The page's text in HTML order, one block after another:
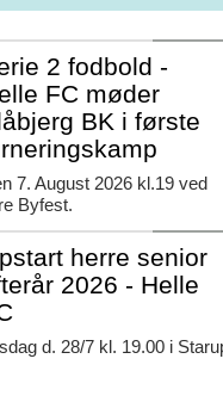
2 fodbold -
FC møder
BK i første
7. August 2026 kl.19 ved
Byfest.
herre senior
2026 - Helle
d. 28/7 kl. 19.00 i